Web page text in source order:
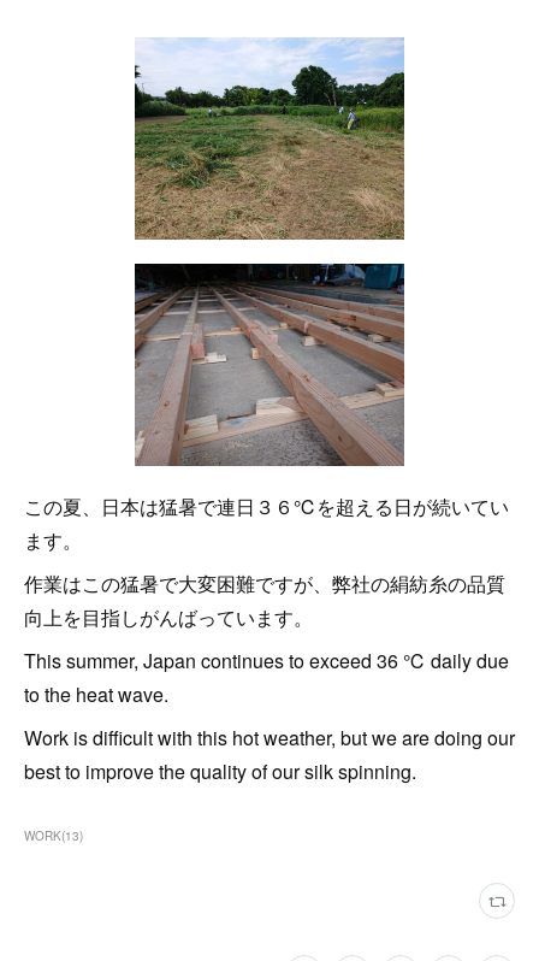
この夏、日本は猛暑で連日３６℃を超える日が続いてい
ます。
作業はこの猛暑で大変困難ですが、弊社の絹紡糸の品質
向上を目指しがんばっています。
This summer, Japan continues to exceed 36 ℃ daily due
to the heat wave.
Work is difficult with this hot weather, but we are doing our
best to improve the quality of our silk spinning.
WORK(13)